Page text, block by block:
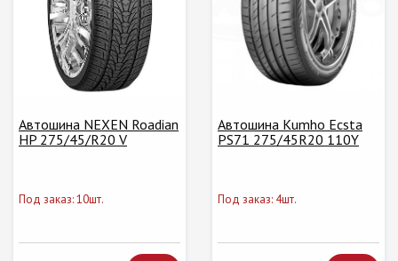
Автошина NEXEN Roadian
HP 275/45/R20 V
Под заказ: 10шт.
Автошина Kumho Ecsta
PS71 275/45R20 110Y
Под заказ: 4шт.